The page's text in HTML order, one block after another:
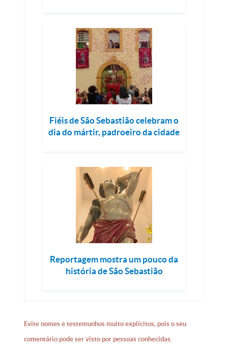
Fiéis de São Sebastião celebram o
dia do mártir, padroeiro da cidade
Reportagem mostra um pouco da
história de São Sebastião
Evite nomes e testemunhos muito explícitos, pois o seu
comentário pode ser visto por pessoas conhecidas.